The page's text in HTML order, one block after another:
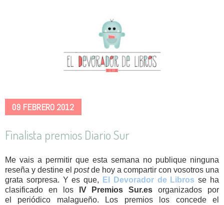
09 FEBRERO 2012
Finalista premios Diario Sur
Me vais a permitir que esta semana no publique ninguna
reseña y destine el postde hoy a compartir con vosotros una
grata sorpresa. Y es que, El Devorador de Libros se ha
clasificado en los
IV Premios Sur.esorganizados por
el
periódico malagueño. Los premios los concede el